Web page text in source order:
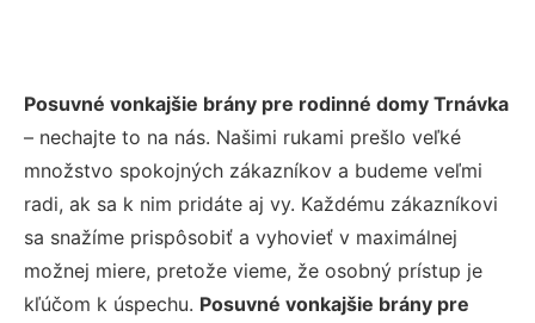
Posuvné vonkajšie brány pre rodinné domy Trnávka
– nechajte to na nás. Našimi rukami prešlo veľké
množstvo spokojných zákazníkov a budeme veľmi
radi, ak sa k nim pridáte aj vy. Každému zákazníkovi
sa snažíme prispôsobiť a vyhovieť v maximálnej
možnej miere, pretože vieme, že osobný prístup je
kľúčom k úspechu. Posuvné vonkajšie brány pre